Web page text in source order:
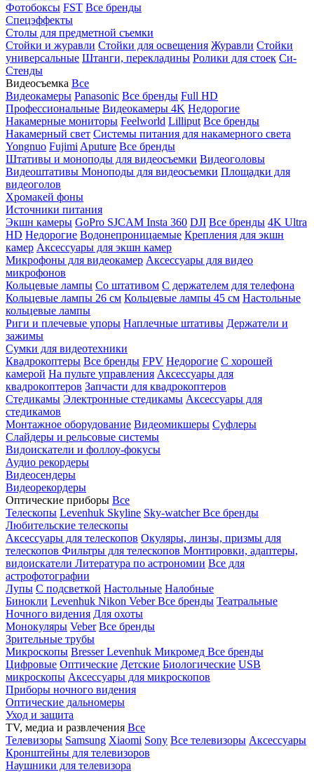
Фотобоксы FST Все бренды
Спецэффекты
Столы для предметной съемки
Стойки и журавли Стойки для освещения Журавли Стойки
универсальные Штанги, перекладины Ролики для стоек Си-
Стенды
Видеосъемка Все
Видеокамеры Panasonic Все бренды Full HD
Профессиональные Видеокамеры 4K Недорогие
Накамерные мониторы Feelworld Lilliput Все бренды
Накамерный свет Системы питания для накамерного света
Yongnuo Fujimi Aputure Все бренды
Штативы и моноподы для видеосъемки Видеоголовы
Видеоштативы Моноподы для видеосъемки Площадки для
видеоголов
Хромакей фоны
Источники питания
Экшн камеры GoPro SJCAM Insta 360 DJI Все бренды 4K Ultra
HD Недорогие Водонепроницаемые Крепления для экшн
камер Аксессуары для экшн камер
Микрофоны для видеокамер Аксессуары для видео
микрофонов
Кольцевые лампы Со штативом C держателем для телефона
Кольцевые лампы 26 см Кольцевые лампы 45 см Настольные
кольцевые лампы
Риги и плечевые упоры Наплечные штативы Держатели и
зажимы
Сумки для видеотехники
Квадрокоптеры Все бренды FPV Недорогие С хорошей
камерой На пульте управления Аксессуары для
квадрокоптеров Запчасти для квадрокоптеров
Стедикамы Электронные стедикамы Аксессуары для
стедикамов
Монтажное оборудование Видеомикшеры Суфлеры
Слайдеры и рельсовые системы
Видоискатели и фоллоу-фокусы
Аудио рекордеры
Видеосендеры
Видеорекордеры
Оптические приборы Все
Телескопы Levenhuk Skyline Sky-watcherВсе бренды
Любительские телескопы
Аксессуары для телескопов Окуляры, линзы, призмы для
телескопов Фильтры для телескопов Монтировки, адаптеры,
видоискатели Литература по астрономии Все для
астрофотографии
Лупы С подсветкой Настольные Налобные
Бинокли Levenhuk Nikon VeberВсе бренды Театральные
Ночного видения Для охоты
Монокуляры Veber Все бренды
Зрительные трубы
Микроскопы BresserLevenhuk Микромед Все бренды
Цифровые Оптические Детские Биологические USB
микроскопы Аксессуары для микроскопов
Приборы ночного видения
Оптические дальномеры
Уход и защита
TV, медиа и развлечения Все
Телевизоры Samsung Xiaomi Sony Все телевизоры Аксессуары
Кронштейны для телевизоров
Наушники для телевизора